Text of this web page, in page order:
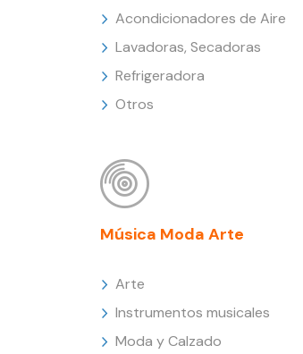
Acondicionadores de Aire
Lavadoras, Secadoras
Refrigeradora
Otros
Música Moda Arte
Arte
Instrumentos musicales
Moda y Calzado